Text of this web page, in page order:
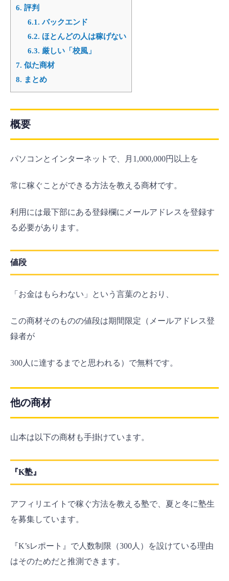
6. 評判
6.1. バックエンド
6.2. ほとんどの人は稼げない
6.3. 厳しい「校風」
7. 似た商材
8. まとめ
概要
パソコンとインターネットで、月1,000,000円以上を
常に稼ぐことができる方法を教える商材です。
利用には最下部にある登録欄にメールアドレスを登録す
る必要があります。
値段
「お金はもらわない」という言葉のとおり、
この商材そのものの値段は期間限定（メールアドレス登
録者が
300人に達するまでと思われる）で無料です。
他の商材
山本は以下の商材も手掛けています。
『K塾』
アフィリエイトで稼ぐ方法を教える塾で、夏と冬に塾生
を募集しています。
『K’sレポート』で人数制限（300人）を設けている理由
はそのためだと推測できます。